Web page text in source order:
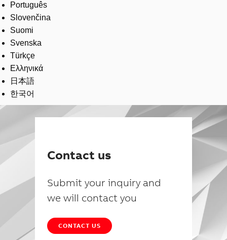
Português
Slovenčina
Suomi
Svenska
Türkçe
Ελληνικά
日本語
한국어
Contact us
Submit your inquiry and
we will contact you
CONTACT US